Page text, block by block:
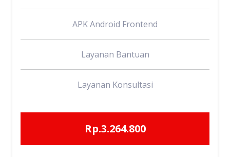
APK Android Frontend
Layanan Bantuan
Layanan Konsultasi
Rp.3.264.800